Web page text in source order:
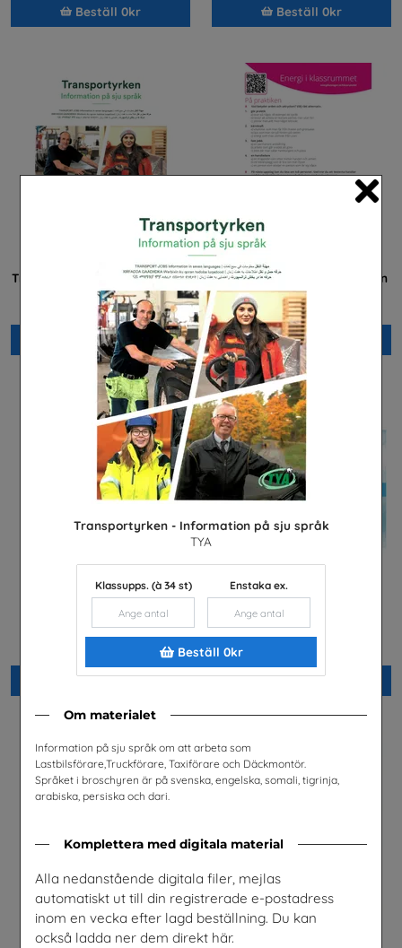
Transportyrken - Information på sju språk
TYA
Klassupps. (à 34 st) Enstaka ex.
Beställ 0kr
Om materialet
Information på sju språk om att arbeta som
Lastbilsförare,Truckförare, Taxiförare och Däckmontör.
Språket i broschyren är på svenska, engelska, somali, tigrinja,
arabiska, persiska och dari.
Komplettera med digitala material
Alla nedanstående digitala filer, mejlas
automatiskt ut till din registrerade e-postadress
inom en vecka efter lagd beställning. Du kan
också ladda ner dem direkt här.
Beställ 0kr Beställ 0kr
Transportyrken - Information
på sju språk
TYA
Beställ 0kr
Praktisera i energibranschen
Energiföretagen Sverige
Beställ 0kr
stadsnät
Sobona
Beställ 0kr
Arabiska
Installatörsföretagen Service i
Beställ 0kr